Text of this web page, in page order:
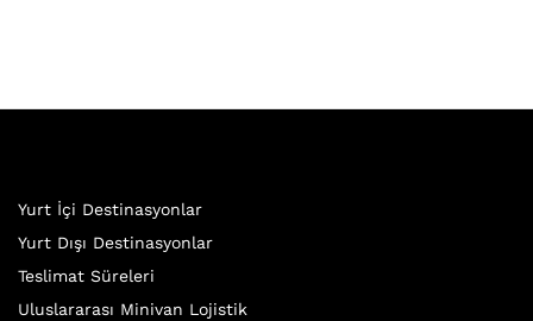
Yurt İçi Destinasyonlar
Yurt Dışı Destinasyonlar
Teslimat Süreleri
Uluslararası Minivan Lojistik